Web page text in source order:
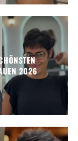
2026